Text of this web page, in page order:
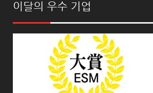
이달의 우수 기업